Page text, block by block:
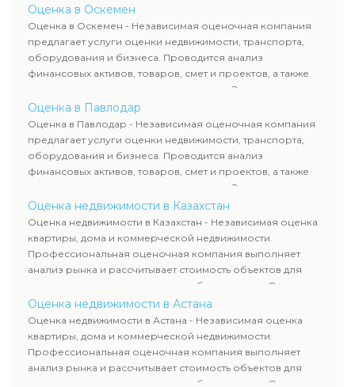
определяют рыночную стоимость имущества и
рассчитывают ущерб. Все отчеты соответствуют
требованиям законодательства и используются для
сделок, кредитования и судебных процессов.
Оценка в Оскемен
Оценка в Оскемен - Независимая оценочная компания
предлагает услуги оценки недвижимости, транспорта,
оборудования и бизнеса. Проводится анализ
финансовых активов, товаров, смет и проектов, а также
оценка животных и недропользования. Эксперты
определяют рыночную стоимость имущества и
рассчитывают ущерб. Все отчеты соответствуют
требованиям законодательства и используются для
сделок, кредитования и судебных процессов.
Оценка в Павлодар
Оценка в Павлодар - Независимая оценочная компания
предлагает услуги оценки недвижимости, транспорта,
оборудования и бизнеса. Проводится анализ
финансовых активов, товаров, смет и проектов, а также
оценка животных и недропользования. Эксперты
определяют рыночную стоимость имущества и
рассчитывают ущерб. Все отчеты соответствуют
требованиям законодательства и используются для
сделок, кредитования и судебных процессов.
Оценка недвижимости в Казахстан
Оценка недвижимости в Казахстан - Независимая оценка
квартиры, дома и коммерческой недвижимости.
Профессиональная оценочная компания выполняет
анализ рынка и рассчитывает стоимость объектов для
продажи, ипотеки, аренды и судебных споров. Оценка
недвижимости включает современные методы и
гарантирует объективные результаты. Отчеты
используются для банков, судов и страховых компаний по
всему Казахстану.
Оценка недвижимости в Астана
Оценка недвижимости в Астана - Независимая оценка
квартиры, дома и коммерческой недвижимости.
Профессиональная оценочная компания выполняет
анализ рынка и рассчитывает стоимость объектов для
продажи, ипотеки, аренды и судебных споров. Оценка